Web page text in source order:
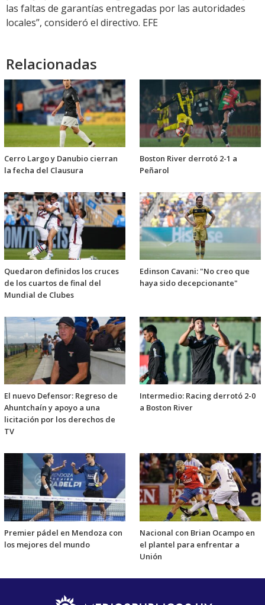
las faltas de garantías entregadas por las autoridades
locales”, consideró el directivo. EFE
Relacionadas
Cerro Largo y Danubio cierran
la fecha del Clausura
Boston River derrotó 2-1 a
Peñarol
Quedaron definidos los cruces
de los cuartos de final del
Mundial de Clubes
Edinson Cavani: "No creo que
haya sido decepcionante"
El nuevo Defensor: Regreso de
Ahuntchaín y apoyo a una
licitación por los derechos de
TV
Intermedio: Racing derrotó 2-0
a Boston River
Premier pádel en Mendoza con
los mejores del mundo
Nacional con Brian Ocampo en
el plantel para enfrentar a
Unión